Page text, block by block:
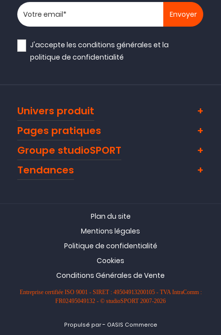
Votre adresse email
J'accepte lesconditions générales et la
politique de confidentialité
Univers produit
Pages pratiques
Groupe studioSPORT
Tendances
Plan du site
Mentions légales
Politique de confidentialité
Cookies
Conditions Générales de Vente
Entreprise certifiée ISO 9001 - SIRET : 49504913200105 - TVA IntraComm :
FR02495049132 - © studioSPORT 2007-2026
Propulsé par- OASIS Commerce